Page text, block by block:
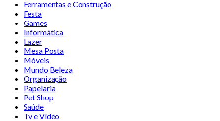
Ferramentas e Construção
Festa
Games
Informática
Lazer
Mesa Posta
Móveis
Mundo Beleza
Organização
Papelaria
Pet Shop
Saúde
Tv e Vídeo